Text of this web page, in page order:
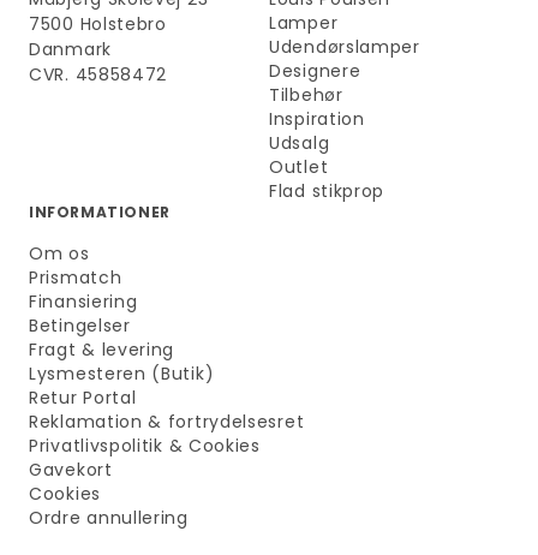
7500 Holstebro
Danmark
CVR. 45858472
Lamper
Udendørslamper
Designere
Tilbehør
Inspiration
Udsalg
Outlet
Flad stikprop
INFORMATIONER
Om os
Prismatch
Finansiering
Betingelser
Fragt & levering
Lysmesteren (Butik)
Retur Portal
Reklamation & fortrydelsesret
Privatlivspolitik & Cookies
Gavekort
Cookies
Ordre annullering